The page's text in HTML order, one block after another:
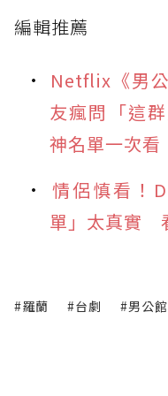
編輯推薦
Netflix《男
友瘋問「這
神名單一次看
情侶慎看！
單」太真實
#羅蘭 #台劇 #男公館